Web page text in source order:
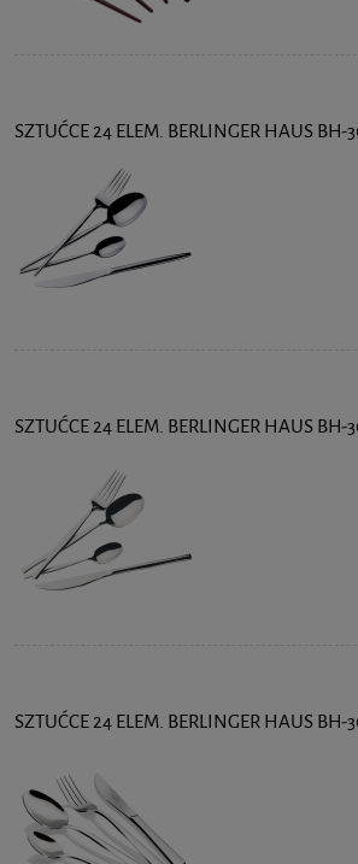
SZTUĆCE 24 ELEM. BERLINGER HAUS BH-
SZTUĆCE 24 ELEM. BERLINGER HAUS BH-
SZTUĆCE 24 ELEM. BERLINGER HAUS BH-